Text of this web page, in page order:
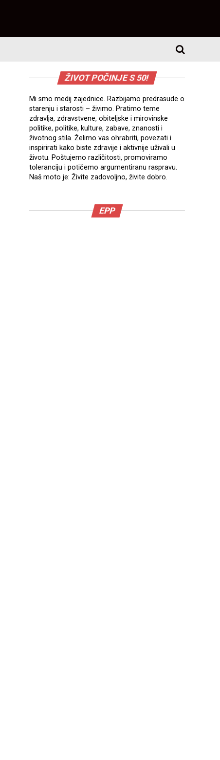
ŽIVOT POČINJE S 50!
Mi smo medij zajednice. Razbijamo predrasude o
starenju i starosti – živimo. Pratimo teme
zdravlja, zdravstvene, obiteljske i mirovinske
politike, politike, kulture, zabave, znanosti i
životnog stila. Želimo vas ohrabriti, povezati i
inspirirati kako biste zdravije i aktivnije uživali u
životu. Poštujemo različitosti, promoviramo
toleranciju i potičemo argumentiranu raspravu.
Naš moto je: Živite zadovoljno, živite dobro.
EPP